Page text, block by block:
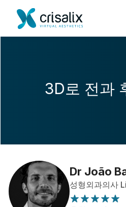
3D로 전과
Dr João
성형외과의사